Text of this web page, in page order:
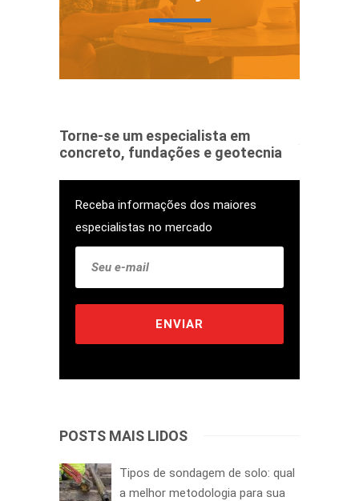
Torne-se um especialista em
concreto, fundações e geotecnia
Receba informações dos maiores
especialistas no mercado
POSTS MAIS LIDOS
Tipos de sondagem de solo: qual
a melhor metodologia para sua